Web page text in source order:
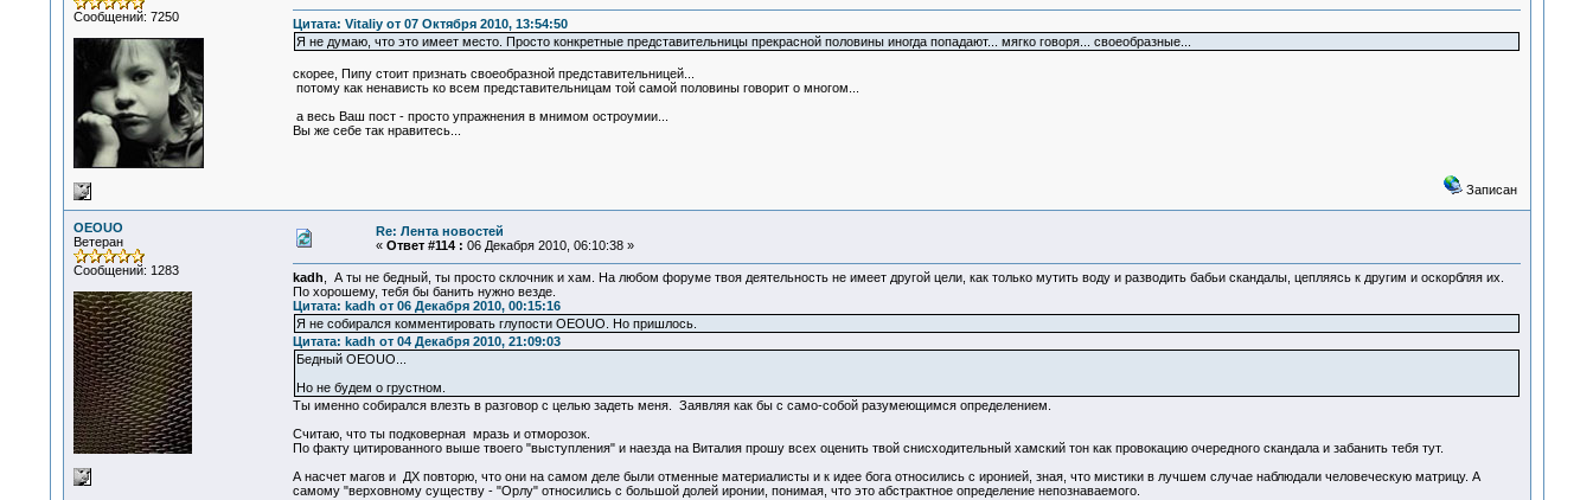
Сообщений: 7250
Цитата: Vitaliy от 07 Октября 2010, 13:54:50
Я не думаю, что это имеет место. Просто конкретные представительницы прекрасной половины иногда попадают... мягко говоря... своеобразные...
скорее, Пипу стоит признать своеобразной представительницей...
потому как ненависть ко всем представительницам той самой половины говорит о многом...
а весь Ваш пост - просто упражнения в мнимом остроумии...
Вы же себе так нравитесь...
Записан
OEOUO
Ветеран
Сообщений: 1283
Re: Лента новостей
« Ответ #114 : 06 Декабря 2010, 06:10:38 »
kadh , А ты не бедный, ты просто склочник и хам. На любом форуме твоя деятельность не имеет другой цели, как только мутить воду и разводить бабьи скандалы, цепляясь к другим и оскорбляя их.
По хорошему, тебя бы банить нужно везде.
Цитата: kadh от 06 Декабря 2010, 00:15:16
Я не собирался комментировать глупости OEOUO. Но пришлось.
Цитата: kadh от 04 Декабря 2010, 21:09:03
Бедный OEOUO...
Но не будем о грустном.
Ты именно собирался влезть в разговор с целью задеть меня. Заявляя как бы с само-собой разумеющимся определением.
Считаю, что ты подковерная мразь и отморозок.
По факту цитированного выше твоего "выступления" и наезда на Виталия прошу всех оценить твой снисходительный хамский тон как провокацию очередного скандала и забанить тебя тут.
А насчет магов и ДХ повторю, что они на самом деле были отменные материалисты и к идее бога относились с иронией, зная, что мистики в лучшем случае наблюдали человеческую матрицу. А
самому "верховному существу - "Орлу" относились с большой долей иронии, понимая, что это абстрактное определение непознаваемого.